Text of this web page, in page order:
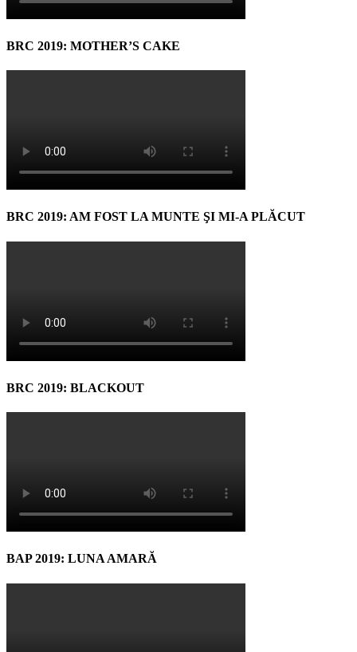
BRC 2019: MOTHER’S CAKE
BRC 2019: AM FOST LA MUNTE ŞI MI-A PLĂCUT
BRC 2019: BLACKOUT
BAP 2019: LUNA AMARĂ